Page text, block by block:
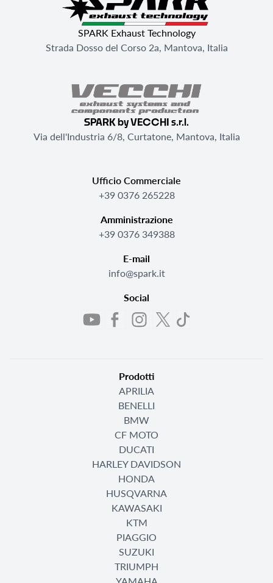
SPARK Exhaust Technology
Strada Dosso del Corso 2a, Mantova, Italia
SPARK by VECCHI s.r.l.
Via dell'Industria 6/8, Curtatone, Mantova, Italia
Ufficio Commerciale
+39 0376 265228
Amministrazione
+39 0376 349388
E-mail
info@spark.it
Social
Prodotti
APRILIA
BENELLI
BMW
CF MOTO
DUCATI
HARLEY DAVIDSON
HONDA
HUSQVARNA
KAWASAKI
KTM
PIAGGIO
SUZUKI
TRIUMPH